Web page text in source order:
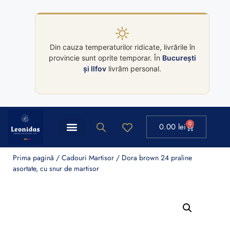
Din cauza temperaturilor ridicate, livrările în
provincie sunt oprite temporar. În București
și Ilfov livrăm personal.
0.00 lei 0
Prima pagină / Cadouri Martisor / Dora brown 24 praline
asortate, cu snur de martisor